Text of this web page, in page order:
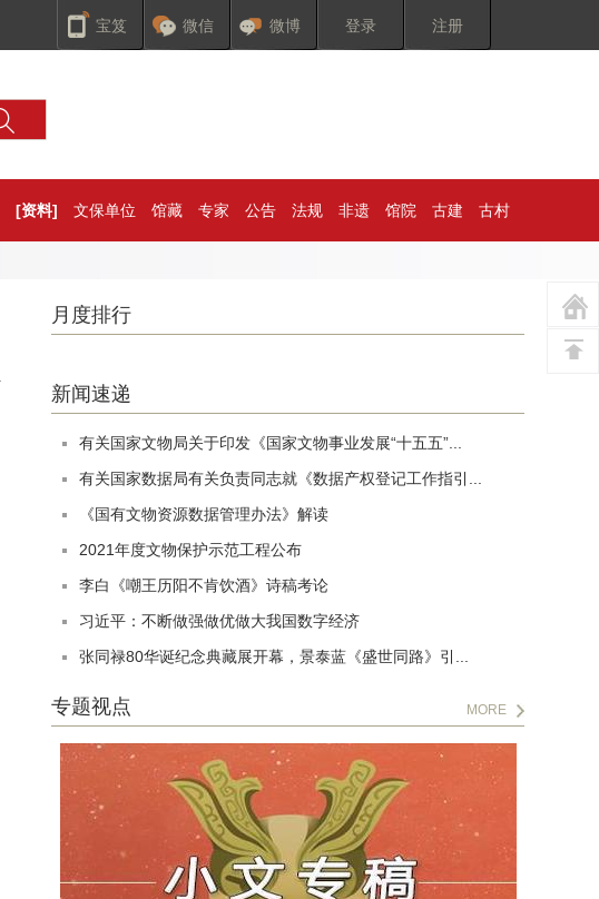
宝笈 微信 微博 登录 注册
[资料] 文保单位 馆藏 专家 公告 法规 非遗 馆院 古建 古村
月度排行
新闻速递
有关国家文物局关于印发《国家文物事业发展“十五五”...
有关国家数据局有关负责同志就《数据产权登记工作指引...
《国有文物资源数据管理办法》解读
2021年度文物保护示范工程公布
李白《嘲王历阳不肯饮酒》诗稿考论
习近平：不断做强做优做大我国数字经济
张同禄80华诞纪念典藏展开幕，景泰蓝《盛世同路》引...
专题视点 MORE